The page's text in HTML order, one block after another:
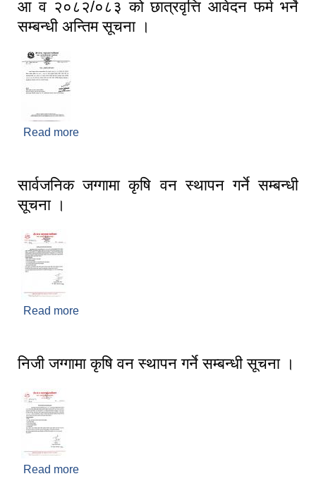
आ व २०८२/०८३ को छात्रवृत्ति आवेदन फर्म भर्ने
सम्बन्धी अन्तिम सूचना ।
Read more
सार्वजनिक जग्गामा कृषि वन स्थापन गर्ने सम्बन्धी
सूचना ।
Read more
निजी जग्गामा कृषि वन स्थापन गर्ने सम्बन्धी सूचना ।
Read more